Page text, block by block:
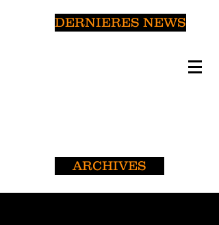
DERNIERES NEWS
ARCHIVES